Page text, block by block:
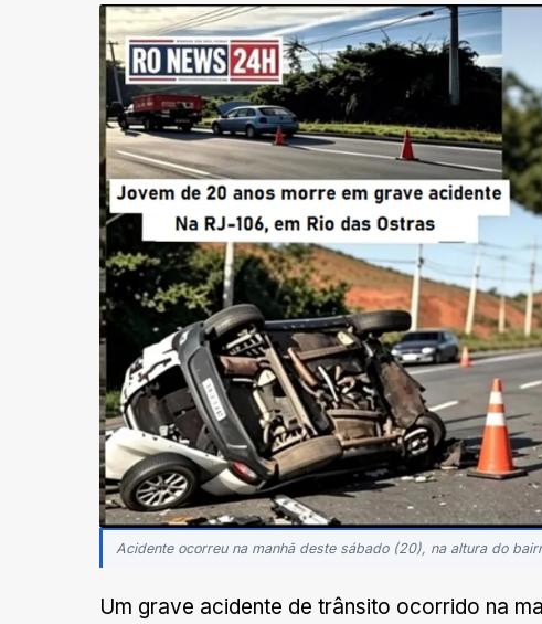
Acidente ocorreu na manhã deste sábado (20), na altura do
Um grave acidente de trânsito ocorrido na